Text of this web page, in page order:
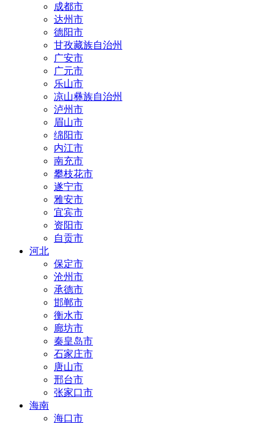
成都市
达州市
德阳市
甘孜藏族自治州
广安市
广元市
乐山市
凉山彝族自治州
泸州市
眉山市
绵阳市
内江市
南充市
攀枝花市
遂宁市
雅安市
宜宾市
资阳市
自贡市
河北
保定市
沧州市
承德市
邯郸市
衡水市
廊坊市
秦皇岛市
石家庄市
唐山市
邢台市
张家口市
海南
海口市